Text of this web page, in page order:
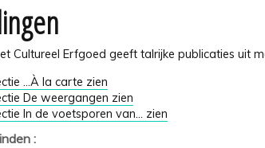
Cultureel Erfgoed geeft talrijke publicaties uit
...À la carte zien
De weergangen zien
In de voetsporen van... zien
: